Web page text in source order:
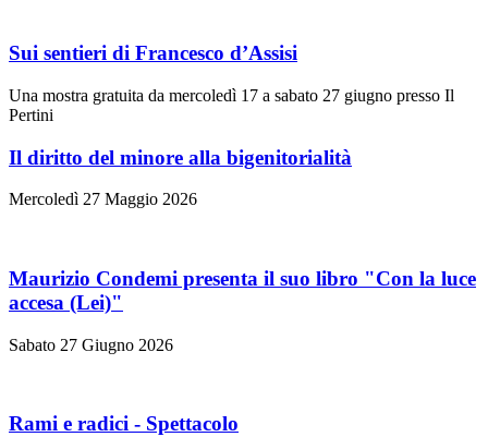
Sui sentieri di Francesco d’Assisi
Una mostra gratuita da mercoledì 17 a sabato 27 giugno presso Il
Pertini
Il diritto del minore alla bigenitorialità
Mercoledì 27 Maggio 2026
Maurizio Condemi presenta il suo libro "Con la luce
accesa (Lei)"
Sabato 27 Giugno 2026
Rami e radici - Spettacolo